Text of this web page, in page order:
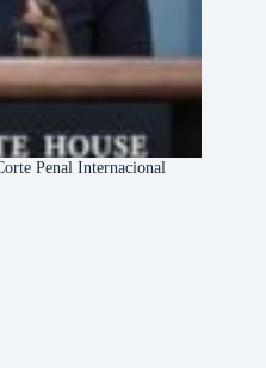
Penal Internacional